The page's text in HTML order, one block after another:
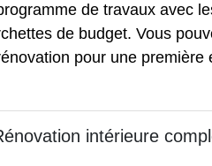
de travaux avec
de budget. Vous
pour une première
intérieure